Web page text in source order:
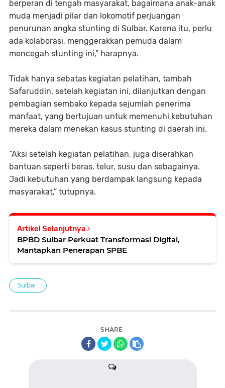
berperan di tengah masyarakat, bagaimana anak-anak
muda menjadi pilar dan lokomotif perjuangan
penurunan angka stunting di Sulbar. Karena itu, perlu
ada kolaborasi, menggerakkan pemuda dalam
mencegah stunting ini,” harapnya.
Tidak hanya sebatas kegiatan pelatihan, tambah
Safaruddin, setelah kegiatan ini, dilanjutkan dengan
pembagian sembako kepada sejumlah penerima
manfaat, yang bertujuan untuk memenuhi kebutuhan
mereka dalam menekan kasus stunting di daerah ini.
“Aksi setelah kegiatan pelatihan, juga diserahkan
bantuan seperti beras, telur, susu dan sebagainya.
Jadi kebutuhan yang berdampak langsung kepada
masyarakat,” tutupnya.
Artikel Selanjutnya
BPBD Sulbar Perkuat Transformasi Digital,
Mantapkan Penerapan SPBE
Sulbar.
SHARE